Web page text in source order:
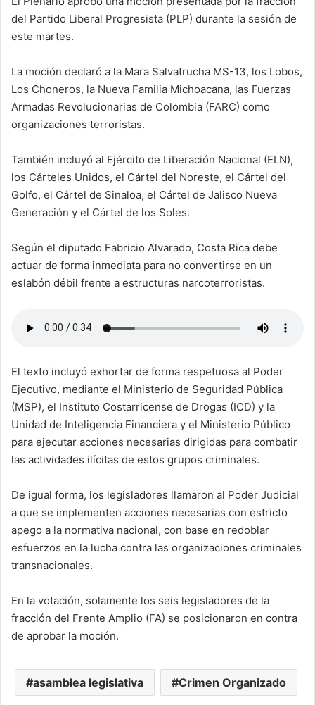
del Partido Liberal Progresista (PLP) durante la sesión de
este martes.
La moción declaró a la Mara Salvatrucha MS-13, los Lobos,
Los Choneros, la Nueva Familia Michoacana, las Fuerzas
Armadas Revolucionarias de Colombia (FARC) como
organizaciones terroristas.
También incluyó al Ejército de Liberación Nacional (ELN),
los Cárteles Unidos, el Cártel del Noreste, el Cártel del
Golfo, el Cártel de Sinaloa, el Cártel de Jalisco Nueva
Generación y el Cártel de los Soles.
Según el diputado Fabricio Alvarado, Costa Rica debe
actuar de forma inmediata para no convertirse en un
eslabón débil frente a estructuras narcoterroristas.
El texto incluyó exhortar de forma respetuosa al Poder
Ejecutivo, mediante el Ministerio de Seguridad Pública
(MSP), el Instituto Costarricense de Drogas (ICD) y la
Unidad de Inteligencia Financiera y el Ministerio Público
para ejecutar acciones necesarias dirigidas para combatir
las actividades ilícitas de estos grupos criminales.
De igual forma, los legisladores llamaron al Poder Judicial
a que se implementen acciones necesarias con estricto
apego a la normativa nacional, con base en redoblar
esfuerzos en la lucha contra las organizaciones criminales
transnacionales.
En la votación, solamente los seis legisladores de la
fracción del Frente Amplio (FA) se posicionaron en contra
de aprobar la moción.
asamblea legislativa Crimen Organizado